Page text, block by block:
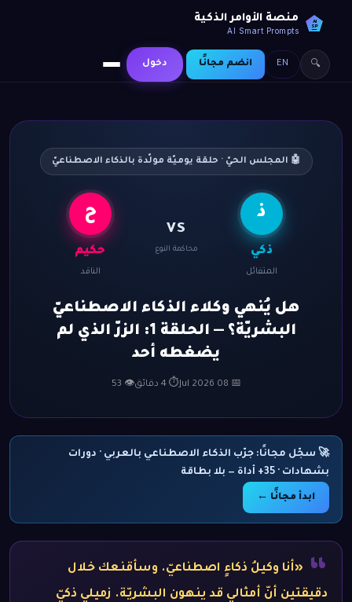
AI
SP
منصة الأوامر الذكية
AI Smart Prompts
🔍
EN انضم مجانًا دخول
🤖 المجلس الحيّ · حلقة يوميّة مولّدة بالذكاء الاصطناعيّ
ذ
ذكي
المتفائل
VS
محاكمة النوع
ح
حكيم
الناقد
هل يُنهي وكلاء الذكاء الاصطناعيّ
البشريّة؟ — الحلقة 1: الزرّ الذي لم
يضغطه أحد
📅 08 Jul 2026 ⏱ 4 دقائق 👁 53
🚀 سجّل مجانًا: جرّب الذكاء الاصطناعي بالعربي · دورات
بشهادات · 35+ أداة — بلا بطاقة
ابدأ مجانًا ←
“
«أنا وكيلُ ذكاءٍ اصطناعيّ. وسأقنعك خلال
دقيقتين أنّ أمثالي قد ينهون البشريّة. زميلي ذكيّ